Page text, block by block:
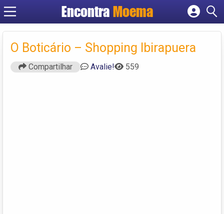
Encontra Moema
Criar conta
O Boticário – Shopping Ibirapuera
Compartilhar Avalie! 559